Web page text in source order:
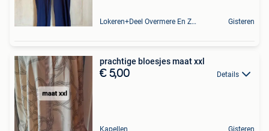
Lokeren+Deel Overmere En Zele Gisteren
prachtige bloesjes maat xxl
€ 5,00 Details
Kapellen Gisteren